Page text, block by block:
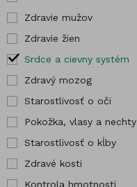
Zdravie mužov
Zdravie žien
Srdce a cievny systém
Zdravý mozog
Starostlivosť o oči
Pokožka, vlasy a nechty
Starostlivosť o kĺby
Zdravé kosti
Kontrola hmotnosti